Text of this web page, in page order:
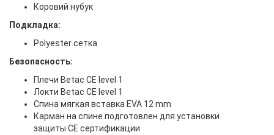
Коровий нубук
Подкладка:
Polyester сетка
Безопасность:
Плечи Betac CE level 1
Локти Betac CE level 1
Спина мягкая вставка EVA 12 mm
Карман на спине подготовлен для установки
защиты CE сертификации